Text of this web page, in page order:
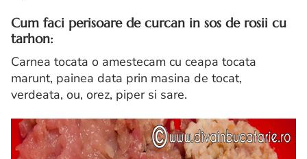
Cum faci perisoare de curcan in sos de rosii cu
tarhon:
Carnea tocata o amestecam cu ceapa tocata
marunt, painea data prin masina de tocat,
verdeata, ou, orez, piper si sare.